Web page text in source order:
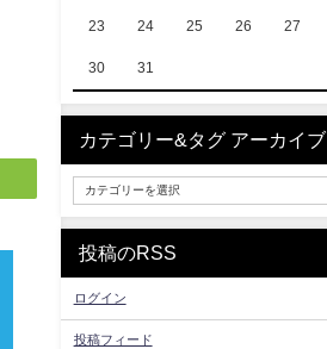
23 24 25 26 27
30 31
カテゴリー&タグ アーカイブ
投稿のRSS
ログイン
投稿フィード